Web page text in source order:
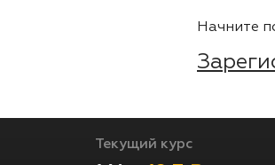
Начните
Текущий курс